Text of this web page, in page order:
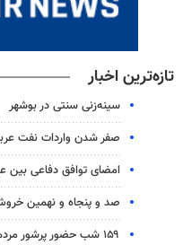
تازه‌ترین اخبار
سینه‌زنی سنتی در بوشهر
صفر شدن واردات نفت
امضای توافق دفاعی بین
صد و پنجاه و نهمین
۱۵۹ شب حضور پرشور مردم آب‌پخش در گذرگاه مقاومت